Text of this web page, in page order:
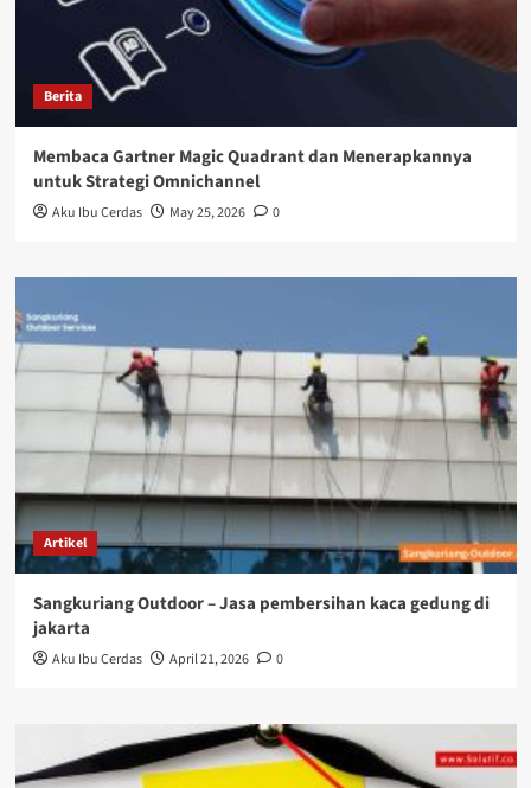
Berita
Membaca Gartner Magic Quadrant dan Menerapkannya
untuk Strategi Omnichannel
Aku Ibu Cerdas May 25, 2026 0
Artikel
Sangkuriang Outdoor – Jasa pembersihan kaca gedung di
jakarta
Aku Ibu Cerdas April 21, 2026 0